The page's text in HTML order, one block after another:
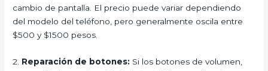
cambio de pantalla. El precio puede variar dependiendo
del modelo del teléfono, pero generalmente oscila entre
$500 y $1500 pesos.
2. Reparación de botones: Si los botones de volumen,